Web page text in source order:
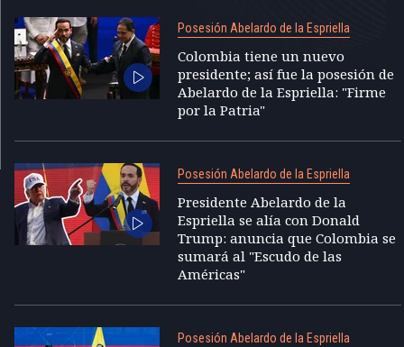
Posesión Abelardo de la Espriella
Colombia tiene un nuevo
presidente; así fue la posesión de
Abelardo de la Espriella: "Firme
por la Patria"
Posesión Abelardo de la Espriella
Presidente Abelardo de la
Espriella se alía con Donald
Trump: anuncia que Colombia se
sumará al "Escudo de las
Américas"
Posesión Abelardo de la Espriella